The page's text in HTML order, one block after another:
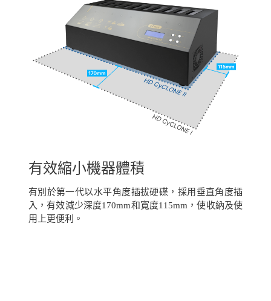
有效縮小機器體積
有別於第一代以水平角度插拔硬碟，採用垂直角度插
入，有效減少深度170mm和寬度115mm，使收納及使
用上更便利。